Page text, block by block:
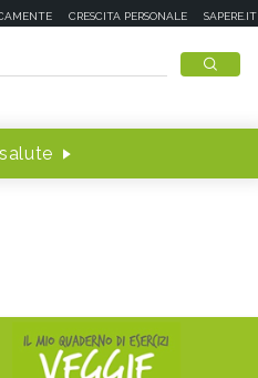
CRESCITA PERSONALE SAPERE.IT